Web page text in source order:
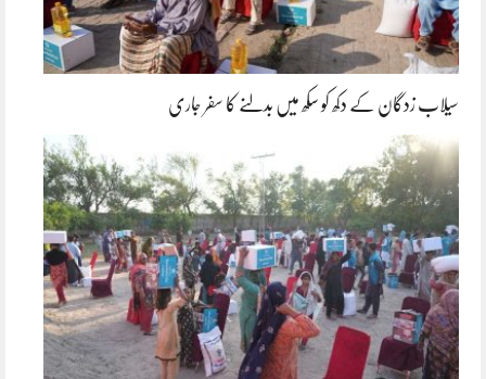
سیلاب زدگان کے دکھ کو سکھ میں بدلنے کا سفر جاری